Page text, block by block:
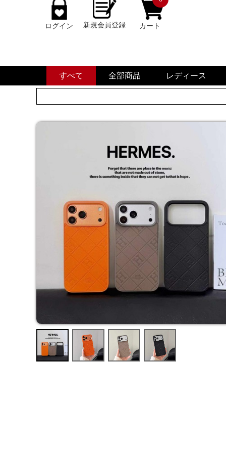
ログイン 新規会員登録 カート
すべて 全部商品 レディース